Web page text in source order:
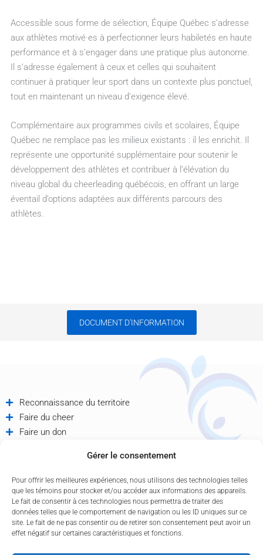
Gérer le consentement
Pour offrir les meilleures expériences, nous utilisons des technologies telles
que les témoins pour stocker et/ou accéder aux informations des appareils.
Le fait de consentir à ces technologies nous permettra de traiter des
données telles que le comportement de navigation ou les ID uniques sur ce
site. Le fait de ne pas consentir ou de retirer son consentement peut avoir un
effet négatif sur certaines caractéristiques et fonctions.
Accessible sous forme de sélection, Équipe Québec s’adresse
aux athlètes motivé·es à perfectionner leurs habiletés en haute
performance et à s’engager dans une pratique plus autonome.
Il s’adresse également à ceux et celles qui souhaitent
continuer à pratiquer leur sport dans un contexte plus ponctuel,
tout en maintenant un niveau d’exigence élevé.
Complémentaire aux programmes civils et scolaires, Équipe
Québec ne remplace pas les milieux existants : il les enrichit. Il
représente une opportunité supplémentaire pour soutenir le
développement des athlètes et contribuer à l’élévation du
niveau global du cheerleading québécois, en offrant un large
éventail d’options adaptées aux différents parcours des
athlètes.
DOCUMENT D'INFORMATION
Reconnaissance du territoire
Faire du cheer
Faire un don
Contactez-nous
Politique de confidentialité